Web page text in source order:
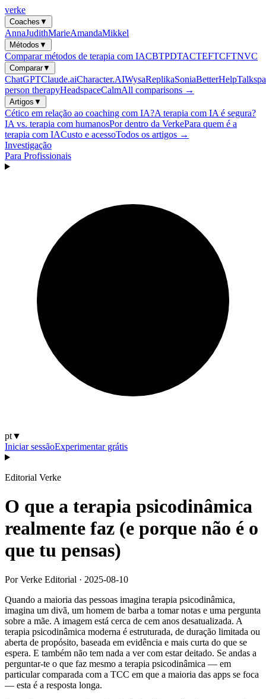
verke
Coaches ▼
AnnaJudithMarieAmandaMikkel
Métodos ▼
Comparar métodos de terapia com IACBTPDTACTEFTCFTNVC
Comparar▼
ChatGPTClaude.aiCharacter.AIWysaReplikaSoniaBetterHelp
person therapyHeadspaceCalmAll comparisons →
Artigos ▼
Cético em relação ao coaching com IA?A terapia com IA é segura?
IA vs. terapia com humanosPor dentro da VerkePara quem é a
terapia com IACusto e acessoTodos os artigos →
Investigação
Para Profissionais
pt▼
Iniciar sessãoExperimentar grátis
Editorial Verke
O que a terapia psicodinâmica
realmente faz (e porque não é o
que tu pensas)
Por Verke Editorial · 2025-08-10
Quando a maioria das pessoas imagina terapia psicodinâmica,
imagina um divã, um homem de barba a tomar notas e uma pergunta
sobre a mãe. A imagem está cerca de cem anos desatualizada. A
terapia psicodinâmica moderna é estruturada, de duração limitada ou
aberta de propósito, baseada em evidência e mais curta do que se
espera. E também não tem nada a ver com estar deitado. Se andas a
perguntar-te o que faz mesmo a terapia psicodinâmica — em
particular comparada com a TCC em que a maioria das apps se foca
— esta é a resposta longa.